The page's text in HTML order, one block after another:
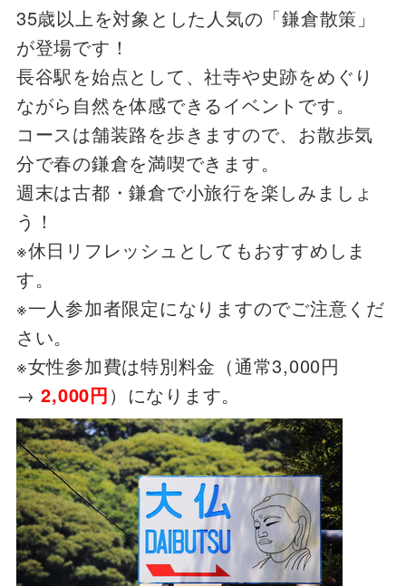
35歳以上を対象とした人気の「鎌倉散策」
が登場です！
長谷駅を始点として、社寺や史跡をめぐり
ながら自然を体感できるイベントです。
コースは舗装路を歩きますので、お散歩気
分で春の鎌倉を満喫できます。
週末は古都・鎌倉で小旅行を楽しみましょ
う！
※休日リフレッシュとしてもおすすめしま
す。
※一人参加者限定になりますのでご注意くだ
さい。
※女性参加費は特別料金（通常3,000円
→2,000円）になります。